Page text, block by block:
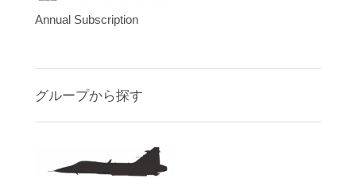
Annual Subscription
グループから探す